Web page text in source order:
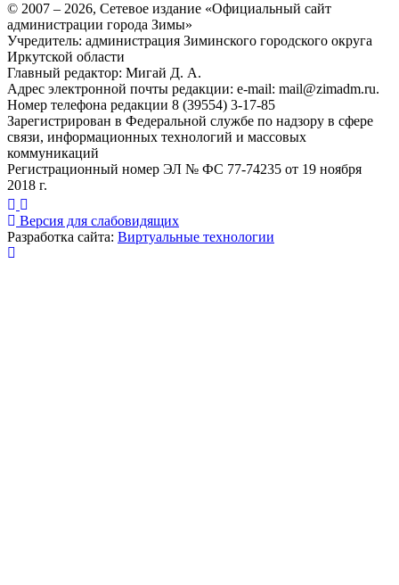
© 2007 – 2026, Сетевое издание «Официальный сайт
администрации города Зимы»
Учредитель: администрация Зиминского городского округа
Иркутской области
Главный редактор: Мигай Д. А.
Адрес электронной почты редакции: e-mail: mail@zimadm.ru.
Номер телефона редакции 8 (39554) 3-17-85
Зарегистрирован в Федеральной службе по надзору в сфере
связи, информационных технологий и массовых
коммуникаций
Регистрационный номер ЭЛ № ФС 77-74235 от 19 ноября
2018 г.
Версия для слабовидящих
Разработка сайта: Виртуальные технологии